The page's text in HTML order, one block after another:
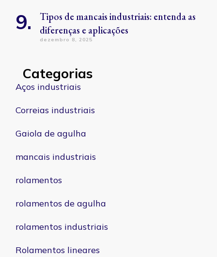
Tipos de mancais industriais: entenda as
diferenças e aplicações
dezembro 8, 2025
Categorias
Aços industriais
Correias industriais
Gaiola de agulha
mancais industriais
rolamentos
rolamentos de agulha
rolamentos industriais
Rolamentos lineares